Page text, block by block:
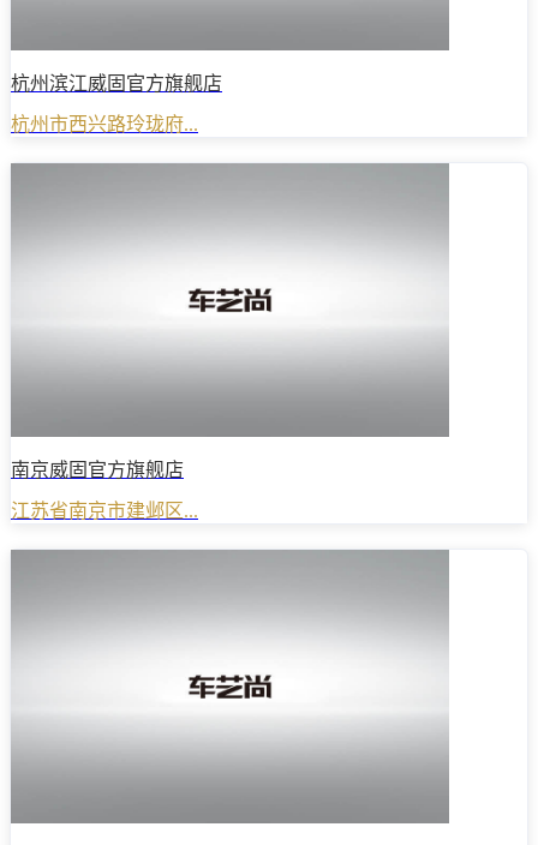
杭州滨江威固官方旗舰店
杭州市西兴路玲珑府...
南京威固官方旗舰店
江苏省南京市建邺区...